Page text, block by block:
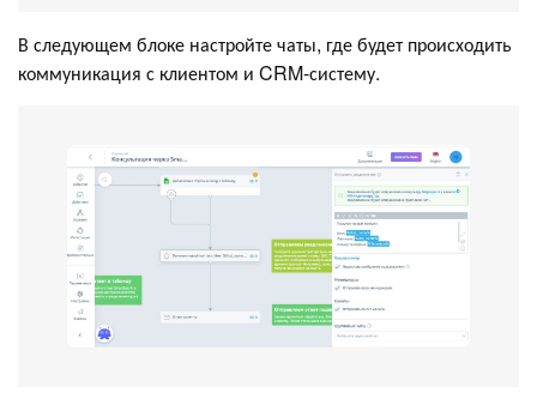
В следующем блоке настройте чаты, где будет происходить
коммуникация с клиентом и CRM-систему.